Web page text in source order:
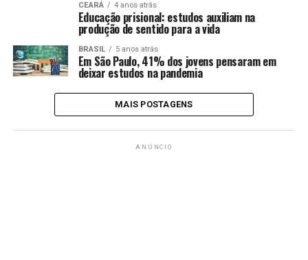
CEARÁ 4 anos atrás
Educação prisional: estudos auxiliam na
produção de sentido para a vida
BRASIL 5 anos atrás
Em São Paulo, 41% dos jovens pensaram em
deixar estudos na pandemia
MAIS POSTAGENS
ANÚNCIO